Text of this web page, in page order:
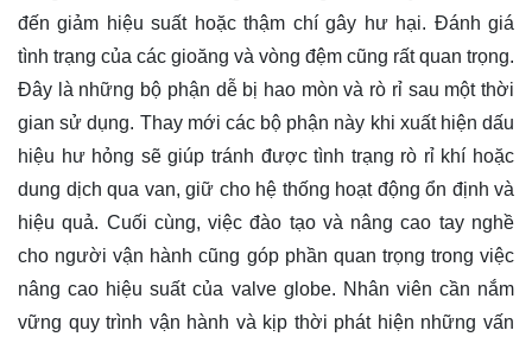
đến giảm hiệu suất hoặc thậm chí gây hư hại. Đánh giá
tình trạng của các gioăng và vòng đệm cũng rất quan trọng.
Đây là những bộ phận dễ bị hao mòn và rò rỉ sau một thời
gian sử dụng. Thay mới các bộ phận này khi xuất hiện dấu
hiệu hư hỏng sẽ giúp tránh được tình trạng rò rỉ khí hoặc
dung dịch qua van, giữ cho hệ thống hoạt động ổn định và
hiệu quả. Cuối cùng, việc đào tạo và nâng cao tay nghề
cho người vận hành cũng góp phần quan trọng trong việc
nâng cao hiệu suất của valve globe. Nhân viên cần nắm
vững quy trình vận hành và kịp thời phát hiện những vấn